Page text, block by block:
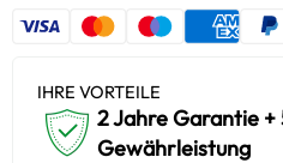
IHRE VORTEILE
2 Jahre Garantie +
Gewährleistung